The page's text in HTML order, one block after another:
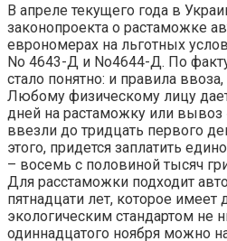
В апреле текущего года в
законопроекта о растаможке
еврономерах на льготных
No 4643-Д и No4644-Д. По
стало понятно: и правила
Любому физическому лицу
дней на растаможку или вывоз
ввезли до тридцать первого
этого, придется заплатить
– восемь с половиной тысяч
Для расстаможки подходит
пятнадцати лет, которое имеет
экологическим стандартом не
одиннадцатого ноября можно